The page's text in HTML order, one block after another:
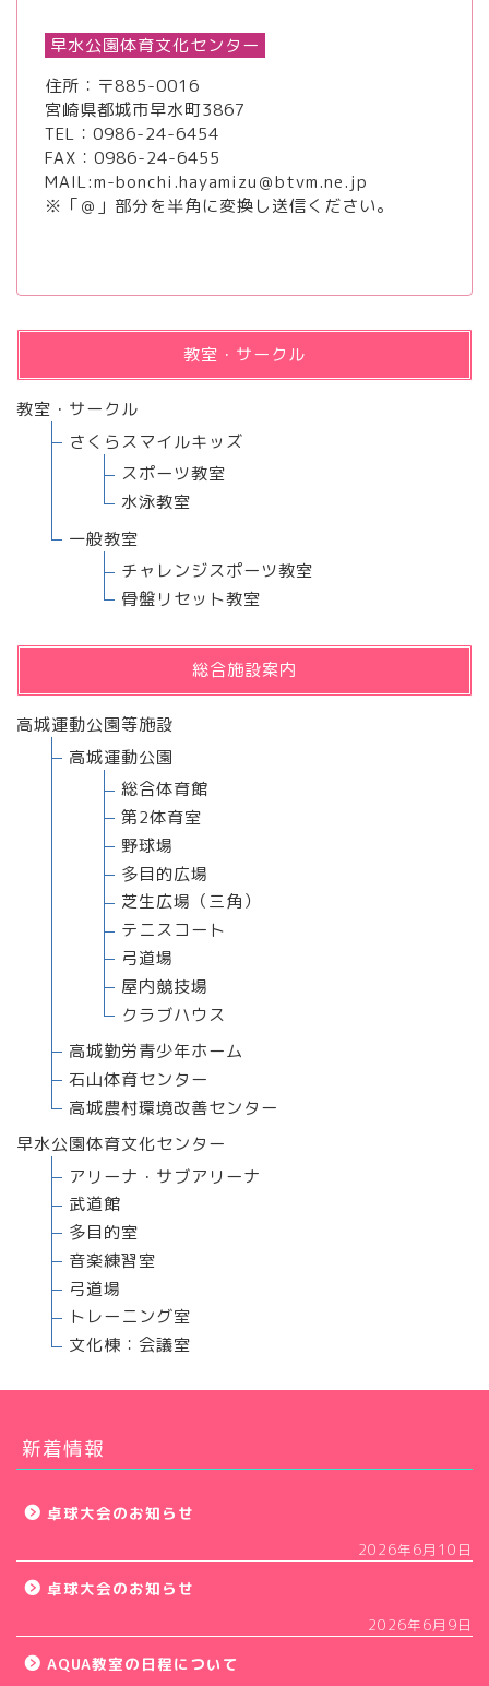
早水公園体育文化センター
住所：〒885-0016
宮崎県都城市早水町3867
TEL： 0986-24-6454
FAX：0986-24-6455
MAIL:m-bonchi.hayamizu＠btvm.ne.jp
※「＠」部分を半角に変換し送信ください。
教室・サークル
教室・サークル
さくらスマイルキッズ
スポーツ教室
水泳教室
一般教室
チャレンジスポーツ教室
骨盤リセット教室
総合施設案内
高城運動公園等施設
高城運動公園
総合体育館
第2体育室
野球場
多目的広場
芝生広場（三角）
テニスコート
弓道場
屋内競技場
クラブハウス
高城勤労青少年ホーム
石山体育センター
高城農村環境改善センター
早水公園体育文化センター
アリーナ・サブアリーナ
武道館
多目的室
音楽練習室
弓道場
トレーニング室
文化棟：会議室
新着情報
卓球大会のお知らせ
2026年6月10日
卓球大会のお知らせ
2026年6月9日
AQUA教室の日程について